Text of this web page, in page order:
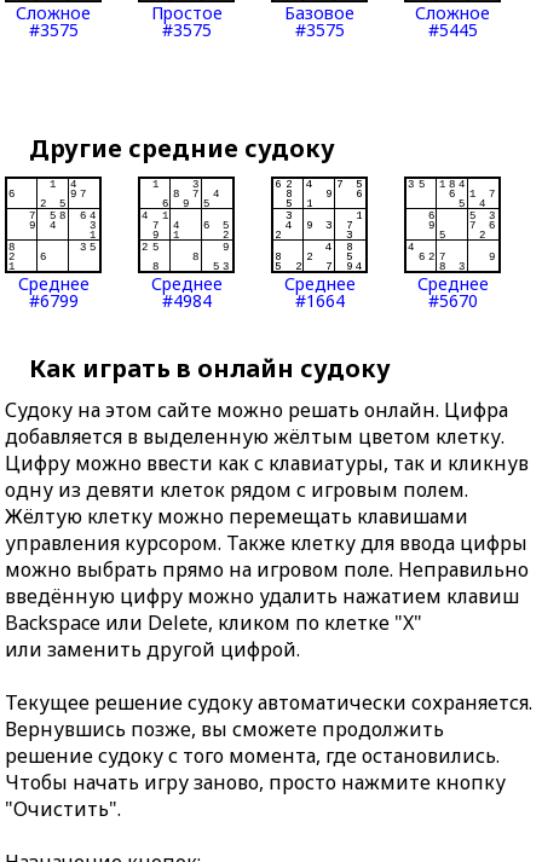
Сложное
#3575
Простое
#3575
Базовое
#3575
Сложное
#5445
Другие средние судоку
Среднее
#6799
Среднее
#4984
Среднее
#1664
Среднее
#5670
Как играть в онлайн судоку
Судоку на этом сайте можно решать онлайн. Цифра
добавляется в выделенную жёлтым цветом клетку.
Цифру можно ввести как с клавиатуры, так и кликнув
одну из девяти клеток рядом с игровым полем.
Жёлтую клетку можно перемещать клавишами
управления курсором. Также клетку для ввода цифры
можно выбрать прямо на игровом поле. Неправильно
введённую цифру можно удалить нажатием клавиш
Backspace или Delete, кликом по клетке "X"
или заменить другой цифрой.
Текущее решение судоку автоматически сохраняется.
Вернувшись позже, вы сможете продолжить
решение судоку с того момента, где остановились.
Чтобы начать игру заново, просто нажмите кнопку
"Очистить".